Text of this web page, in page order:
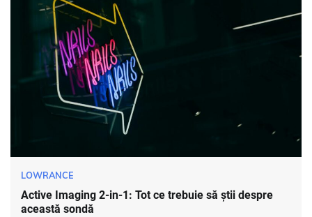
LOWRANCE
Active Imaging 2-in-1: Tot ce trebuie să știi despre
această sondă